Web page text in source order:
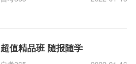
超值精品班 随报随学